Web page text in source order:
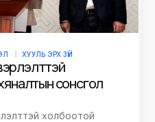
ХУУЛЬ ЭРХ ЗҮЙ
сонсгол
холбоотой